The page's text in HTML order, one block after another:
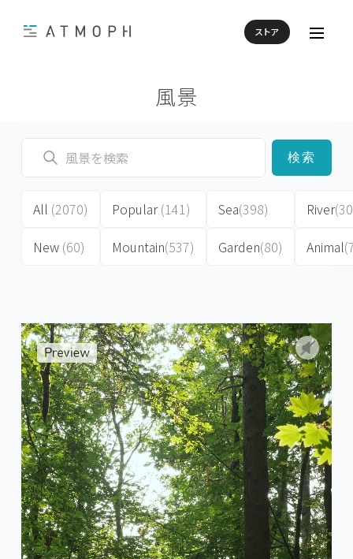
ストア
風景
検索
All (2070)
New (60)
Popular(141)
Mountain(537)
Sea(398)
Garden(80)
River
Animal